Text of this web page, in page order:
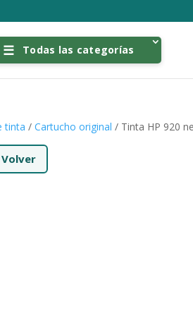
Todas las categorías
tinta /Cartucho original / Tinta HP 920
Volver